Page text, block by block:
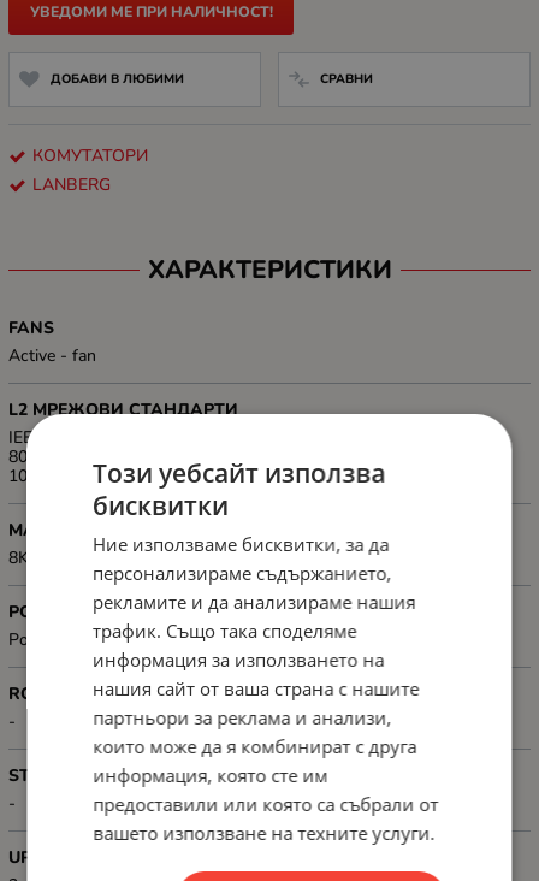
УВЕДОМИ МЕ ПРИ НАЛИЧНОСТ!
ДОБАВИ В ЛЮБИМИ СРАВНИ
КОМУТАТОРИ
LANBERG
ХАРАКТЕРИСТИКИ
FANS
Active - fan
L2 МРЕЖОВИ СТАНДАРТИ
IEEE 802.3af PoE, IEEE 802.3at PoE+, IEEE 802.3i 10Base-T, IEEE
802.3u 100Base-TX IEEE 802.3x (Flow-Control), IEEE 802.3z
1000Base-LX/SX
MAC АДРЕСИ
8K MAC address table
POWER OVER ETHERNET (PoE)
PoE, PoE+
ROUTING
-
STACKABLE
-
UPLINK ПОРТОВЕ
Този уебсайт използва
бисквитки
Ние използваме бисквитки, за да
персонализираме съдържанието,
рекламите и да анализираме нашия
трафик. Също така споделяме
информация за използването на
нашия сайт от ваша страна с нашите
партньори за реклама и анализи,
които може да я комбинират с друга
информация, която сте им
предоставили или която са събрали от
вашето използване на техните услуги.